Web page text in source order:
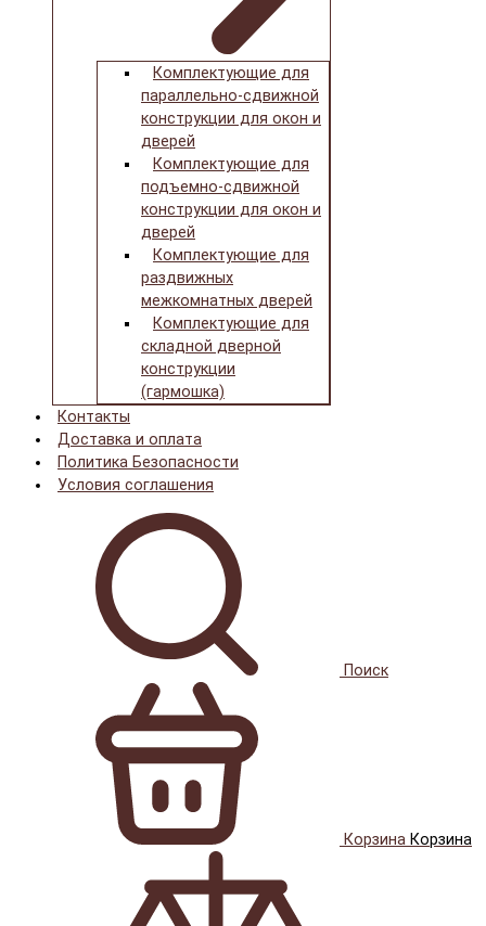
Комплектующие для
параллельно-сдвижной
конструкции для окон и
дверей
Комплектующие для
подъемно-сдвижной
конструкции для окон и
дверей
Комплектующие для
раздвижных
межкомнатных дверей
Комплектующие для
складной дверной
конструкции
(гармошка)
Контакты
Доставка и оплата
Политика Безопасности
Условия соглашения
Поиск
Корзина Корзина